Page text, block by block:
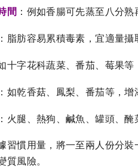
間 ：例如香腸可先蒸至八分熟
：脂肪容易累積毒素，宜適量攝
十字花科蔬菜、番茄、莓果
：如乾香菇、鳳梨、番茄等，增
：火腿、熱狗、鹹魚、罐頭、醃
習慣用量，將一至兩人份分
質風險。